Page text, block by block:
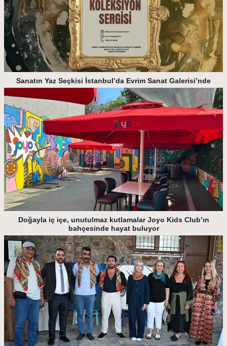
Sanatın Yaz Seçkisi İstanbul’da Evrim Sanat Galerisi’nde
Doğayla iç içe, unutulmaz kutlamalar Joyo Kids Club’ın
bahçesinde hayat buluyor